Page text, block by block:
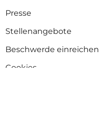
Presse
Stellenangebote
Beschwerde einreichen
Cookies